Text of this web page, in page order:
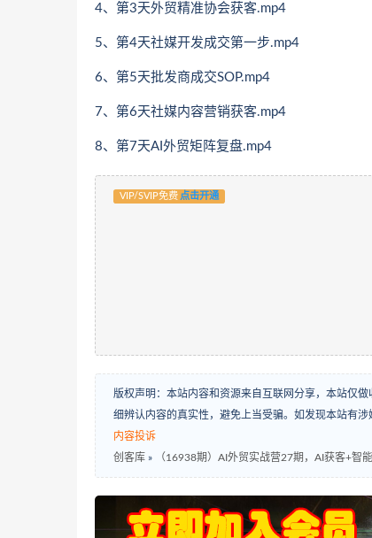
4、第3天外贸精准协会获客.mp4
5、第4天社媒开发成交第一步.mp4
6、第5天批发商成交SOP.mp4
7、第6天社媒内容营销获客.mp4
8、第7天AI外贸矩阵复盘.mp4
VIP/SVIP免费 点击开通
版权声明：本站内容和资源来自互联网分享，本站仅
细辨认内容的真实性，避免上当受骗。如发现本站有
内容投诉
创客库 » （16938期）AI外贸实战营27期，AI获客+智